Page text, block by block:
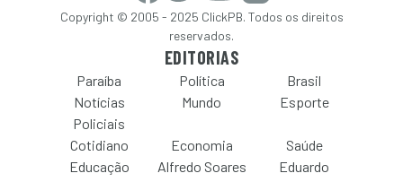
Copyright © 2005 - 2025 ClickPB. Todos os direitos
reservados.
EDITORIAS
Paraíba Política
Brasil
Notícias
Policiais
Mundo Esporte
Cotidiano Economia
Saúde
Educação
Alfredo Soares
Eduardo